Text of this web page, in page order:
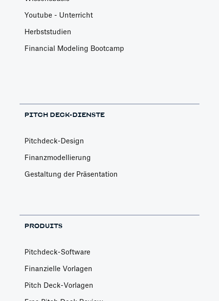
Youtube - Unterricht
Herbststudien
Financial Modeling Bootcamp
PITCH DECK-DIENSTE
Pitchdeck-Design
Finanzmodellierung
Gestaltung der Präsentation
PRODUITS
Pitchdeck-Software
Finanzielle Vorlagen
Pitch Deck-Vorlagen